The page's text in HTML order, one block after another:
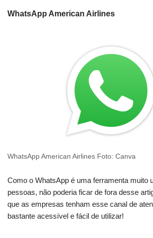
WhatsApp American Airlines
WhatsApp American Airlines Foto: Canva
Como o WhatsApp é uma ferramenta muito
pessoas, não poderia ficar de fora desse
que as empresas tenham esse canal de
bastante acessível e fácil de utilizar!